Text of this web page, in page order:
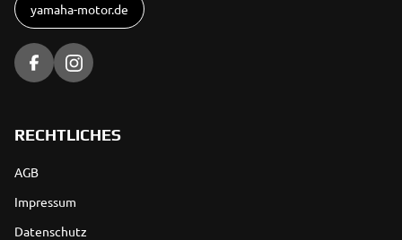
yamaha-motor.de
RECHTLICHES
AGB
Impressum
Datenschutz